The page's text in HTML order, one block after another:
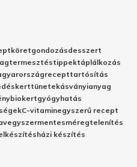
köretgondozásdesszert
termesztéstippektáplálkozás
recepttartósítás
kerttünetekásványianyag
biokertgyógyhatás
C-vitaminegyszerű recept
vegyszermentesméregtelenítés
házi készítés